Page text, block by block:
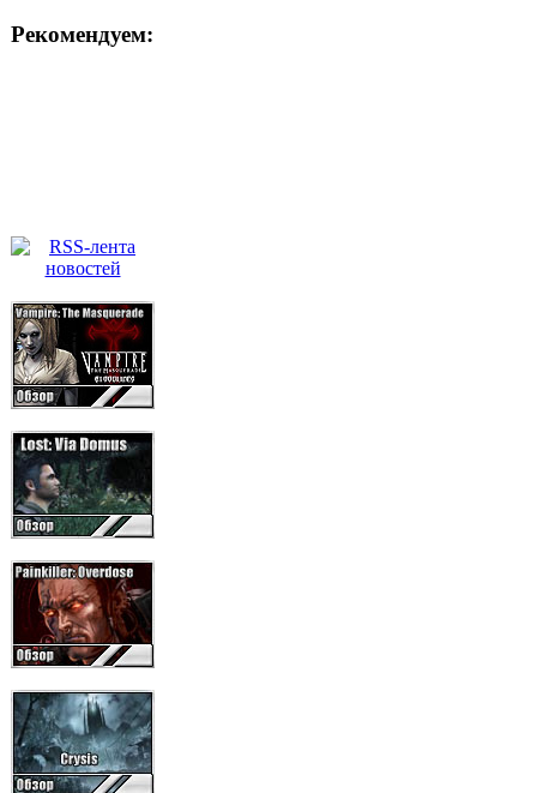
Рекомендуем: